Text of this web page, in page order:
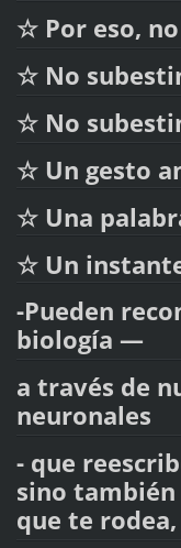
☆ Por eso,
☆ No
☆ No
☆ Un gesto
☆ Una
☆ Un
-Pueden
biología —
a través de
neuronales
- que
sino
que te